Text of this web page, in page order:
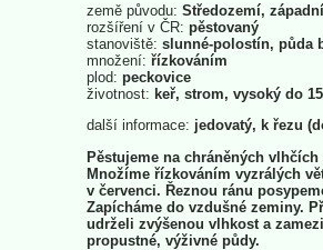
země původu: Středozemí,
rozšíření v ČR: pěstovaný
stanoviště: slunné-polostín, půda
množení: řízkováním
plod: peckovice
životnost: keř, strom, vysoký do
další informace: jedovatý, k řezu
Pěstujeme na chráněných
Množíme řízkováním vyzrálých
v červenci. Řeznou ránu
Zapícháme do vzdušné zeminy.
udrželi zvýšenou vlhkost a
propustné, výživné půdy.